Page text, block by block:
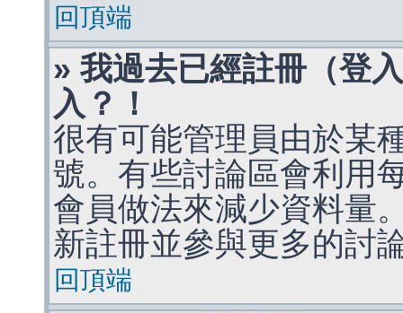
回頂端
» 我過去已經註冊（登
入？！
很有可能管理員由於某
號。有些討論區會利用
會員做法來減少資料量
新註冊並參與更多的討
回頂端